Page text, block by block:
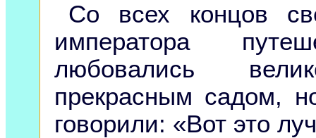
Со всех концов
императора
любовались
прекрасным садом,
говорили: «Вот это